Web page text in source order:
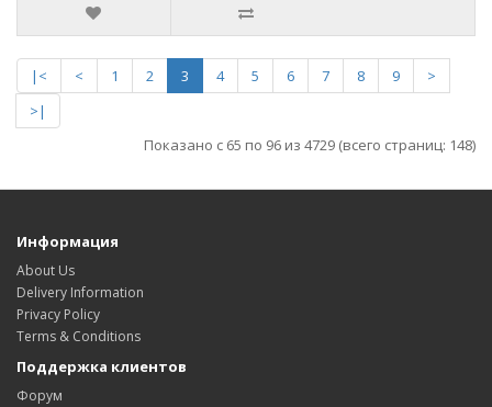
|< < 1 2 3 4 5 6 7 8 9
>
>|
Показано с 65 по 96 из 4729 (всего страниц: 148)
Информация
About Us
Delivery Information
Privacy Policy
Terms & Conditions
Поддержка клиентов
Форум